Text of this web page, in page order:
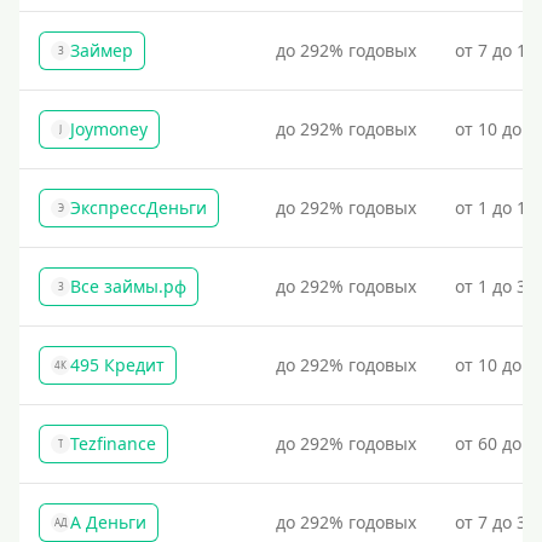
З Займер до 292% годовых от 7 до
J Joymoney до 292% годовых от 10 до
Э ЭкспрессДеньги до 292% годовых от 1 до
З Все займы.рф до 292% годовых от 1 до
4К 495 Кредит до 292% годовых от 10 до
T Tezfinance до 292% годовых от 60 до
АД А Деньги до 292% годовых от 7 до